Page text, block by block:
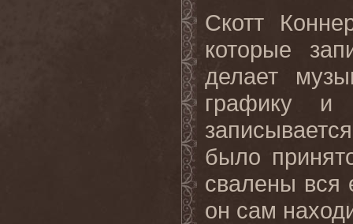
Скотт
которые
делает
графику и
было
свалены вся
он сам